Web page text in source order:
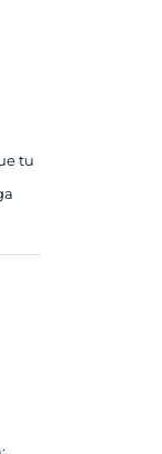
tu